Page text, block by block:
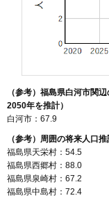
（参考）福島県白河市関
2050年を推計）
白河市：67.9
（参考）周囲の将来人口
福島県天栄村：54.5
福島県西郷村：88.0
福島県泉崎村：67.2
福島県中島村：72.4